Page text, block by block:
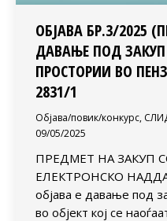
ОБЈАВА БР.3/2025
ДАВАЊЕ ПОД
ПРОСТОРИИ ВО
2831/1
Објава/повик/конкурс,
09/05/2025
ПРЕДМЕТ НА ЗАКУП
ЕЛЕКТРОНСКО
објава е давање под
во објект кој се